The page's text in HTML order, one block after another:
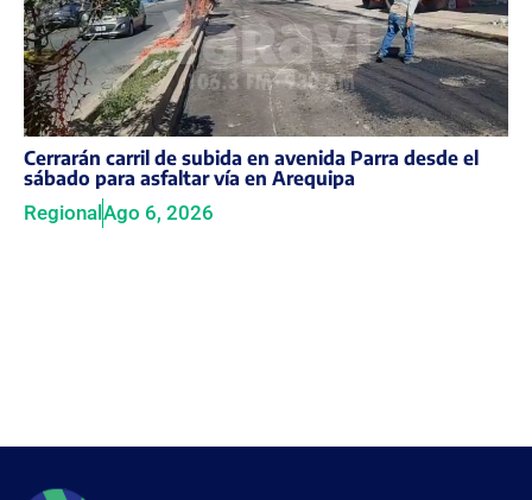
Cerrarán carril de subida en avenida Parra desde el
sábado para asfaltar vía en Arequipa
RegionalAgo 6, 2026